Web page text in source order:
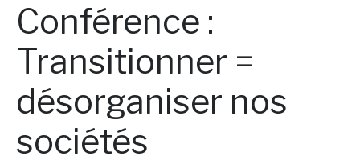
Conférence :
Transitionner =
désorganiser nos
sociétés